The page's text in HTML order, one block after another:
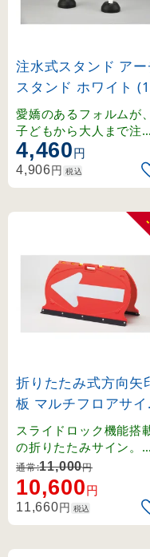
注水式スタンド アー
スタンド ホワイト
6160)
愛嬌のあるフォルムが、
子どもから大人まで注意
を伝える。車両出入口付
近などの迷惑駐車対策
最適です。
4,460円
4,906円 税込
折りたたみ式方向矢
板 マルチフロアサイ
赤地白反射矢印
05)
スライドロック機能搭
の折りたたみサイン。折
りたたみ式で収納性に優
れ、持ち運びにも便利で
す。
通常:11,000円
10,600円
11,660円 税込